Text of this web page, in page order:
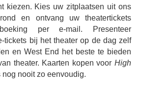
is geregisseerd doorJoseph
Whelton, met choreografie van
vanAndrew Exeter,
Matt Peploe, videodesign van
van Rory Beaton,
vanSophia Pardon, muzikale
Richardson, muzikale leiding van
kiezen. Kies uw zitplaatsen uit ons
en ontvang uw theatertickets
per e-mail. Presenteer
tickets bij het theater op de dag zelf
en West End het beste te bieden
theater. Kaarten kopen voor High
nog nooit zo eenvoudig.